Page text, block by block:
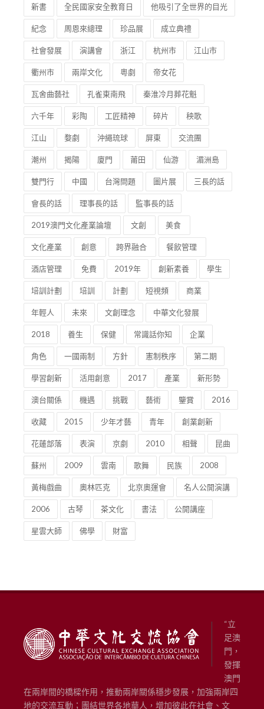
新書 全民國家安全教育日 他吸引了全世界的目光
紀念 周恩來總理 珍品展 成立典禮
社會發展 演講會 浙江 杭州市 江山市
衢州市 兩岸文化 粵劇 帝女花
瓦舍曲藝社 孔雀東南飛 秦淮冷月葬花魁
六千年 彩陶 工匠精神 碎片 秧歌
江山 婺劇 沖繩琉球 屏東 交流團
潮州 揭陽 廈門 莆田 仙游 湄洲島
雙門行 中國 台灣問題 圖片展 三長的話
會長的話 理事長的話 監事長的話
2019澳門文化產業論壇 文創 美食
文化產業 創意 跨界融合 餐飲管理
酒店管理 免費 2019年 創新素養 學生
培訓計劃 培訓 計劃 短視頻 商業
年輕人 未來 文創理念 中華文化發展
2018 養生 保健 常識話你知 企業
角色 一國兩制 方針 憲制秩序 第二期
學習創新 活用創意 2017 產業 新形勢
澳台關係 機遇 挑戰 藝術 鑒賞 2016
收藏 2015 少年才藝 青年 創業創新
花蓮部落 表演 京劇 2010 相聲 昆曲
蘇州 2009 雲南 歌舞 民族 2008
黃梅戲曲 奧林匹克 北京奧運會 名人公開演講
2006 古琴 茶文化 書法 公開講座
星雲大師 佛學 財富
“立
足澳
門，
發揮
澳門
在兩岸間的橋樑作用，推動兩岸關係穩步發展，加強兩岸四
地的交流互動；團結世界各地華人，增加彼此在社會、文